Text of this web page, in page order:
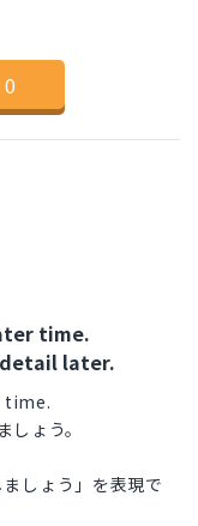
0
time.
later.
time.
ょう。
しょう」を表現で